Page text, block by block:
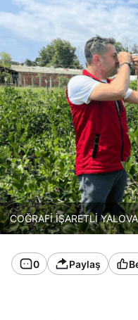
COĞRAFİ İŞARETLİ
0 Paylaş